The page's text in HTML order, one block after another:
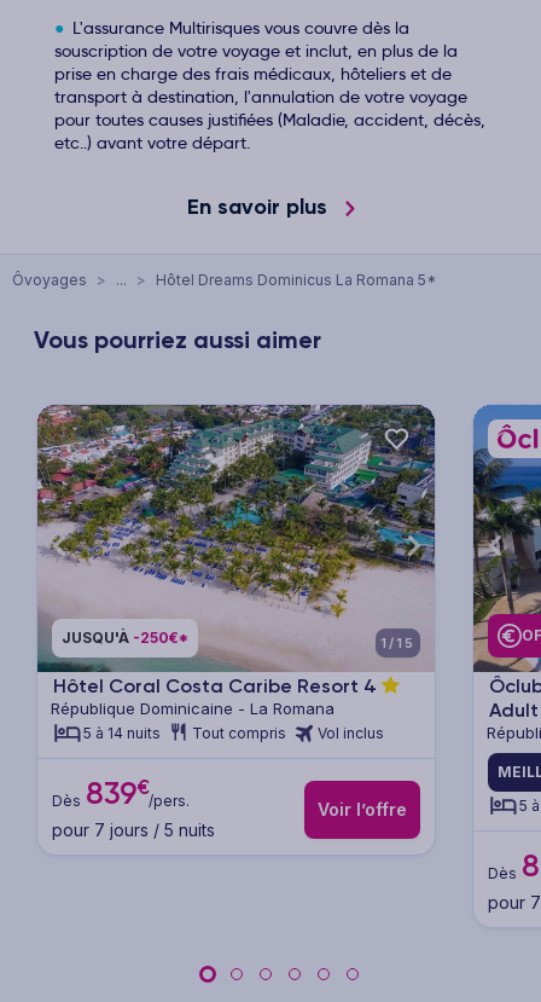
L'assurance Multirisques vous couvre dès la
souscription de votre voyage et inclut, en plus de la
prise en charge des frais médicaux, hôteliers et de
transport à destination, l'annulation de votre voyage
pour toutes causes justifiées (Maladie, accident, décès,
etc..) avant votre départ.
En savoir plus
Ôvoyages > ... > Hôtel Dreams Dominicus La Romana 5*
Vous pourriez aussi aimer
Previous Next
JUSQU'À -250€* 1/15
Hôtel Coral Costa Caribe Resort 4
République Dominicaine - La Romana
5 à 14 nuits Tout compris Vol inclus
Dès 839€
/pers.
pour 7 jours / 5 nuits
Voir l’offre
Adult
5
Dès
pour